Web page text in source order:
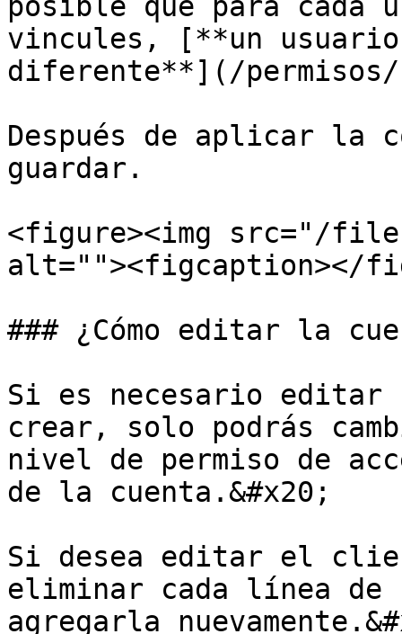
vincules, [**un
diferente**](/permisos/
Después de aplicar la
guardar.
<figure><img src="/files/
alt=""><figcaption></
### ¿Cómo editar la
Si es necesario editar
crear, solo podrás
nivel de permiso de
de la cuenta.&#x20;
Si desea editar el
eliminar cada línea de
agregarla